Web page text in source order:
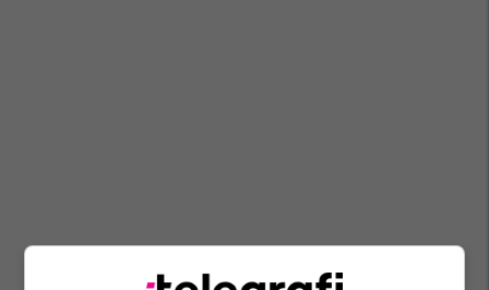
Ministria E Financave
100 Euro